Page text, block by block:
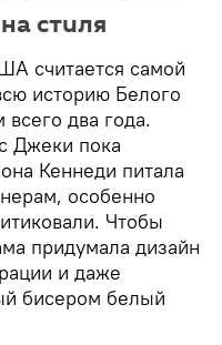
стиля
считается самой
историю Белого
два года.
Джеки пока
Кеннеди питала
особенно
Чтобы
придумала дизайн
и даже
бисером белый